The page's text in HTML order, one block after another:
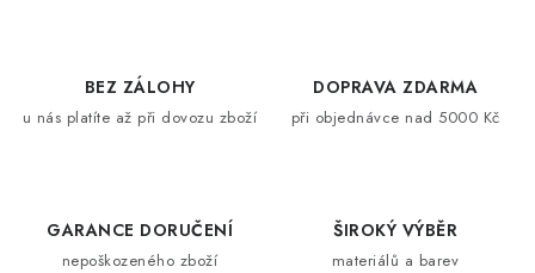
BEZ ZÁLOHY
u nás platíte až při dovozu zboží
DOPRAVA ZDARMA
při objednávce nad 5000 Kč
GARANCE DORUČENÍ
nepoškozeného zboží
ŠIROKÝ VÝBĚR
materiálů a barev